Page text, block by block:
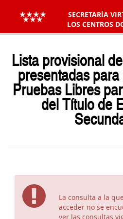
SECRETARÍA
LOS CENTROS
Lista provisional
presentadas
Pruebas Libres
del Título de
La consulta a la
acceder no se
ver las consultas